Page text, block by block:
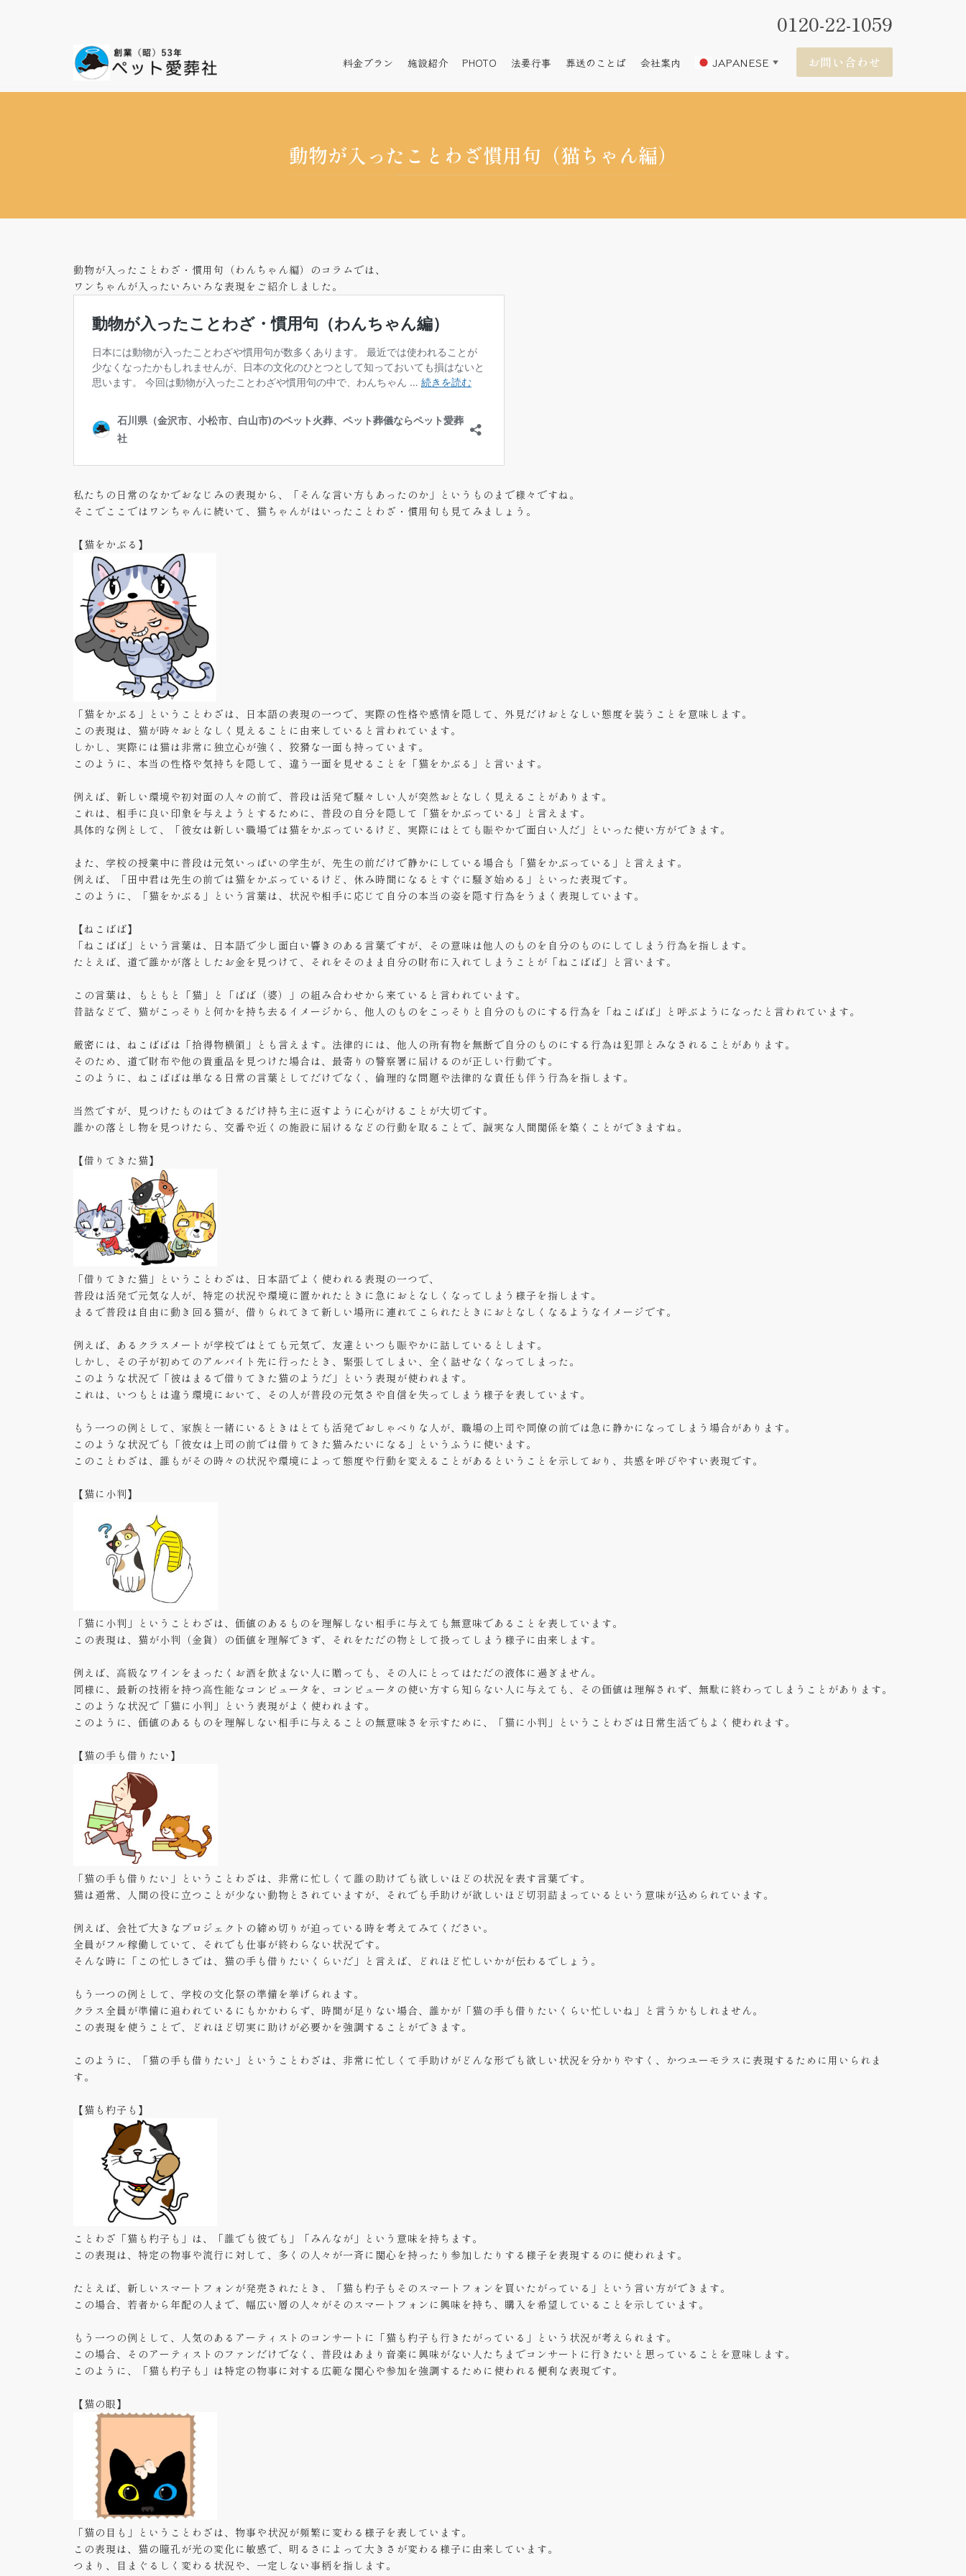
0120-22-1059
料金プラン 施設紹介 PHOTO 法要行事 葬送のことば 会社案内 JAPANESE ▼ お問い合わせ
動物が入ったことわざ慣用句（猫ちゃん編）
動物が入ったことわざ・慣用句（わんちゃん編）のコラムでは、
ワンちゃんが入ったいろいろな表現をご紹介しました。
私たちの日常のなかでおなじみの表現から、「そんな言い方もあったのか」というものまで様々ですね。
そこでここではワンちゃんに続いて、猫ちゃんがはいったことわざ・慣用句も見てみましょう。
【猫をかぶる】
「猫をかぶる」ということわざは、日本語の表現の一つで、実際の性格や感情を隠して、外見だけおとなしい態度を装うことを意味します。
この表現は、猫が時々おとなしく見えることに由来していると言われています。
しかし、実際には猫は非常に独立心が強く、狡猾な一面も持っています。
このように、本当の性格や気持ちを隠して、違う一面を見せることを「猫をかぶる」と言います。
例えば、新しい環境や初対面の人々の前で、普段は活発で騒々しい人が突然おとなしく見えることがあります。
これは、相手に良い印象を与えようとするために、普段の自分を隠して「猫をかぶっている」と言えます。
具体的な例として、「彼女は新しい職場では猫をかぶっているけど、実際にはとても賑やかで面白い人だ」といった使い方ができます。
また、学校の授業中に普段は元気いっぱいの学生が、先生の前だけで静かにしている場合も「猫をかぶっている」と言えます。
例えば、「田中君は先生の前では猫をかぶっているけど、休み時間になるとすぐに騒ぎ始める」といった表現です。
このように、「猫をかぶる」という言葉は、状況や相手に応じて自分の本当の姿を隠す行為をうまく表現しています。
【ねこばば】
「ねこばば」という言葉は、日本語で少し面白い響きのある言葉ですが、その意味は他人のものを自分のものにしてしまう行為を指します。
たとえば、道で誰かが落としたお金を見つけて、それをそのまま自分の財布に入れてしまうことが「ねこばば」と言います。
この言葉は、もともと「猫」と「ばば（婆）」の組み合わせから来ていると言われています。
昔話などで、猫がこっそりと何かを持ち去るイメージから、他人のものをこっそりと自分のものにする行為を「ねこばば」と呼ぶようになったと言われています。
厳密には、ねこばばは「拾得物横領」とも言えます。法律的には、他人の所有物を無断で自分のものにする行為は犯罪とみなされることがあります。
そのため、道で財布や他の貴重品を見つけた場合は、最寄りの警察署に届けるのが正しい行動です。
このように、ねこばばは単なる日常の言葉としてだけでなく、倫理的な問題や法律的な責任も伴う行為を指します。
当然ですが、見つけたものはできるだけ持ち主に返すように心がけることが大切です。
誰かの落とし物を見つけたら、交番や近くの施設に届けるなどの行動を取ることで、誠実な人間関係を築くことができますね。
【借りてきた猫】
「借りてきた猫」ということわざは、日本語でよく使われる表現の一つで、
普段は活発で元気な人が、特定の状況や環境に置かれたときに急におとなしくなってしまう様子を指します。
まるで普段は自由に動き回る猫が、借りられてきて新しい場所に連れてこられたときにおとなしくなるようなイメージです。
例えば、あるクラスメートが学校ではとても元気で、友達といつも賑やかに話しているとします。
しかし、その子が初めてのアルバイト先に行ったとき、緊張してしまい、全く話せなくなってしまった。
このような状況で「彼はまるで借りてきた猫のようだ」という表現が使われます。
これは、いつもとは違う環境において、その人が普段の元気さや自信を失ってしまう様子を表しています。
もう一つの例として、家族と一緒にいるときはとても活発でおしゃべりな人が、職場の上司や同僚の前では急に静かになってしまう場合があります。
このような状況でも「彼女は上司の前では借りてきた猫みたいになる」というふうに使います。
このことわざは、誰もがその時々の状況や環境によって態度や行動を変えることがあるということを示しており、共感を呼びやすい表現です。
【猫に小判】
「猫に小判」ということわざは、価値のあるものを理解しない相手に与えても無意味であることを表しています。
この表現は、猫が小判（金貨）の価値を理解できず、それをただの物として扱ってしまう様子に由来します。
例えば、高級なワインをまったくお酒を飲まない人に贈っても、その人にとってはただの液体に過ぎません。
同様に、最新の技術を持つ高性能なコンピュータを、コンピュータの使い方すら知らない人に与えても、その価値は理解されず、無駄に終わってしまうことがあります。
このような状況で「猫に小判」という表現がよく使われます。
このように、価値のあるものを理解しない相手に与えることの無意味さを示すために、「猫に小判」ということわざは日常生活でもよく使われます。
【猫の手も借りたい】
「猫の手も借りたい」ということわざは、非常に忙しくて誰の助けでも欲しいほどの状況を表す言葉です。
猫は通常、人間の役に立つことが少ない動物とされていますが、それでも手助けが欲しいほど切羽詰まっているという意味が込められています。
例えば、会社で大きなプロジェクトの締め切りが迫っている時を考えてみてください。
全員がフル稼働していて、それでも仕事が終わらない状況です。
そんな時に「この忙しさでは、猫の手も借りたいくらいだ」と言えば、どれほど忙しいかが伝わるでしょう。
もう一つの例として、学校の文化祭の準備を挙げられます。
クラス全員が準備に追われているにもかかわらず、時間が足りない場合、誰かが「猫の手も借りたいくらい忙しいね」と言うかもしれません。
この表現を使うことで、どれほど切実に助けが必要かを強調することができます。
このように、「猫の手も借りたい」ということわざは、非常に忙しくて手助けがどんな形でも欲しい状況を分かりやすく、かつユーモラスに表現するために用いられま
す。
【猫も杓子も】
ことわざ「猫も杓子も」は、「誰でも彼でも」「みんなが」という意味を持ちます。
この表現は、特定の物事や流行に対して、多くの人々が一斉に関心を持ったり参加したりする様子を表現するのに使われます。
たとえば、新しいスマートフォンが発売されたとき、「猫も杓子もそのスマートフォンを買いたがっている」という言い方ができます。
この場合、若者から年配の人まで、幅広い層の人々がそのスマートフォンに興味を持ち、購入を希望していることを示しています。
もう一つの例として、人気のあるアーティストのコンサートに「猫も杓子も行きたがっている」という状況が考えられます。
この場合、そのアーティストのファンだけでなく、普段はあまり音楽に興味がない人たちまでコンサートに行きたいと思っていることを意味します。
このように、「猫も杓子も」は特定の物事に対する広範な関心や参加を強調するために使われる便利な表現です。
【猫の眼】
「猫の目も」ということわざは、物事や状況が頻繁に変わる様子を表しています。
この表現は、猫の瞳孔が光の変化に敏感で、明るさによって大きさが変わる様子に由来しています。
つまり、目まぐるしく変わる状況や、一定しない事柄を指します。